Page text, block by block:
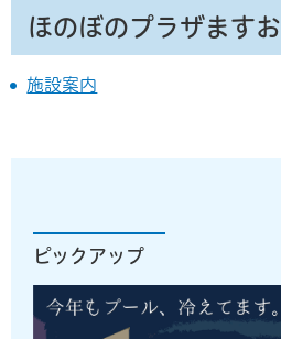
ほのぼのプラザますお
施設案内
ピックアップ